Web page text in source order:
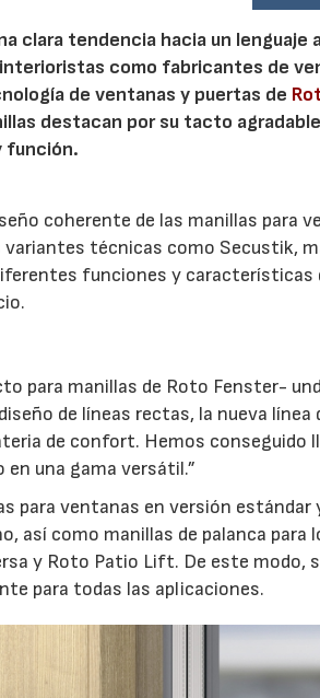
clara tendencia hacia un
como fabricantes de
de ventanas y puertas de
destacan por su tacto
función.
coherente de las manillas para
variantes técnicas como Secustik,
funciones y características
para manillas de Roto Fenster-
de líneas rectas, la nueva
de confort. Hemos conseguido
una gama versátil.”
para ventanas en versión estándar
así como manillas de palanca
y Roto Patio Lift. De este modo,
para todas las aplicaciones.